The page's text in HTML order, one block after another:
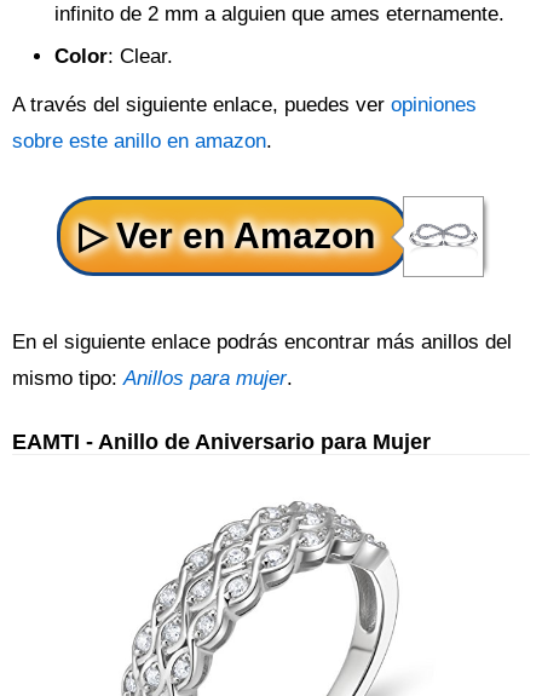
infinito de 2 mm a alguien que ames eternamente.
Color: Clear.
A través del siguiente enlace, puedes ver opiniones
sobre este anillo en amazon.
En el siguiente enlace podrás encontrar más anillos del
mismo tipo:Anillos para mujer.
EAMTI - Anillo de Aniversario para Mujer